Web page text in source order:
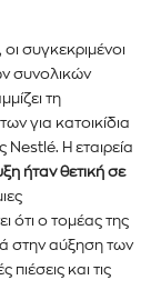
email σας
σας
Οι
συγκεκριμένοι
συνολικών
τη
για κατοικίδια
Η εταιρεία
ήταν θετική σε
ότι ο τομέας της
στην αύξηση των
και τις